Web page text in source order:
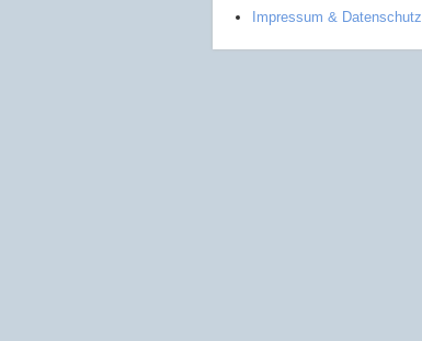
Impressum & Datenschutz